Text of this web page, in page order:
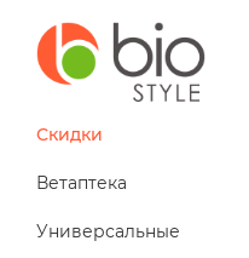
Скидки
Ветаптека
Универсальные